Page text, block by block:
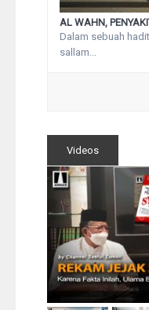
AL WAHN,
Dalam sebuah
sallam...
Videos